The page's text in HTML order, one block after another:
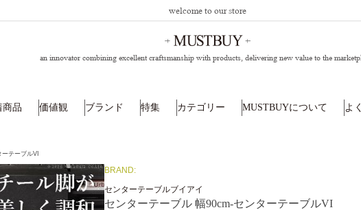
welcome to our store
an innovator combining excellent craftsmanship with products,delivering new value to the
商品 価値観 ブランド 特集 カテゴリー MUSTBUYについて よ
テーブルVI
BRAND:
センターテーブルブイアイ
センターテーブル 幅90cm-センターテーブルVI